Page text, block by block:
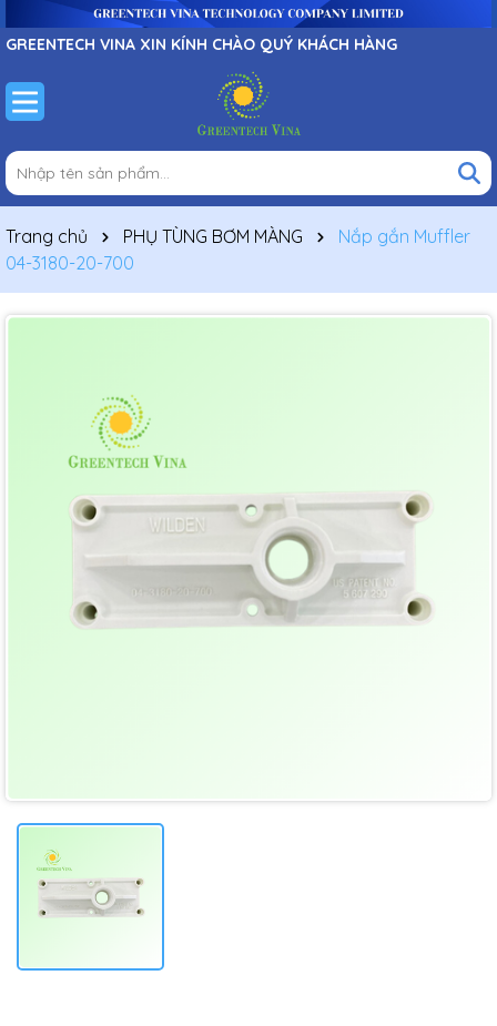
GREENTECH VINA XIN KÍNH CHÀO QUÝ KHÁCH HÀNG
Trang chủ PHỤ TÙNG BƠM MÀNG
Nắp gắn Muffler
04-3180-20-700